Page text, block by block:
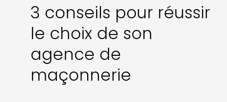
3 conseils pour réussir
le choix de son
agence de
maçonnerie